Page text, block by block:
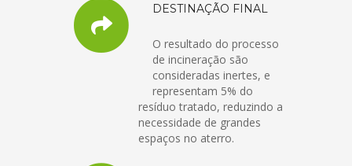
DESTINAÇÃO FINAL
O resultado do processo
de incineração são
consideradas inertes, e
representam 5% do
resíduo tratado, reduzindo a
necessidade de grandes
espaços no aterro.